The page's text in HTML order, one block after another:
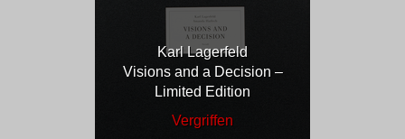
Karl Lagerfeld
Visions and a Decision –
Limited Edition
Vergriffen